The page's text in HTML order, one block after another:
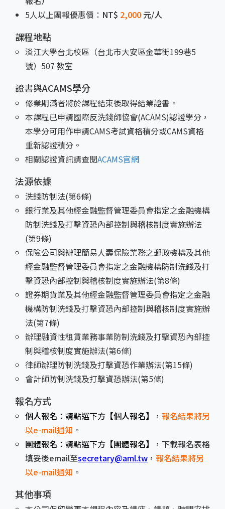
5人以上團報優惠價： NT$ 2,000 元/人
課程地點
淡江大學台北校區（台北市大安區金華街199巷5
號）507 教室
證書與ACAMS學分
修業期滿者將於課程結束後取得結業證書。
本課程已申請國際反洗錢師協會(ACAMS)認證學分，
本學分可用作申請CAMS考試資格積分或CAMS資格
重新認證積分。
相關認證資訊請查閱ACAMS官網
法源依據
洗錢防制法(第6條)
銀行業及其他經金融監督管理委員會指定之金融機構
防制洗錢及打擊資恐內部控制與稽核制度實施辦法
(第9條)
保險公司與辦理簡易人壽保險業務之郵政機構及其他
經金融監督管理委員會指定之金融機構防制洗錢及打
擊資恐內部控制與稽核制度實施辦法(第8條)
證券期貨業及其他經金融監督管理委員會指定之金融
機構防制洗錢及打擊資恐內部控制與稽核制度實施辦
法(第7條)
辦理融資性租賃業務事業防制洗錢及打擊資恐內部控
制與稽核制度實施辦法(第6條)
律師辦理防制洗錢及打擊資恐作業辦法(第15條)
會計師防制洗錢及打擊資恐辦法(第5條)
報名方式
個人報名 ：請點選下方 【個人報名】 ， 報名結果將另
以e-mail通知 。
團體報名 ：請點選下方 【團體報名】
，下載報名表格
填妥後email至secretary@aml.tw ， 報名結果將另
以e-mail通知 。
其他事項